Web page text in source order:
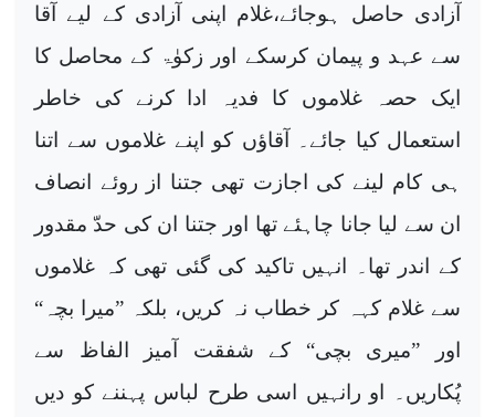
آزادی حاصل ہوجائے،غلام اپنی آزادی کے لیے آقا
سے عہد و پیمان کرسکے اور زکوٰۃ کے محاصل کا
ایک حصہ غلاموں کا فدیہ ادا کرنے کی خاطر
استعمال کیا جائے۔ آقاؤں کو اپنے غلاموں سے اتنا
ہی کام لینے کی اجازت تھی جتنا از روئے انصاف
ان سے لیا جانا چاہئے تھا اور جتنا ان کی حدّ مقدور
کے اندر تھا۔ انہیں تاکید کی گئی تھی کہ غلاموں
سے غلام کہہ کر خطاب نہ کریں، بلکہ ”میرا بچہ“
اور ”میری بچی“ کے شفقت آمیز الفاظ سے
پُکاریں۔ او رانہیں اسی طرح لباس پہننے کو دیں